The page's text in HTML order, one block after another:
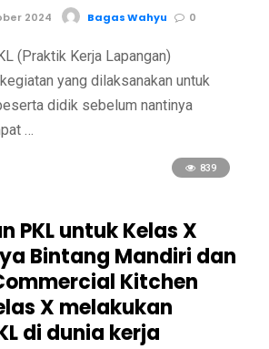
2024 Bagas Wahyu 0
(Praktik Kerja Lapangan)
yang dilaksanakan untuk
didik sebelum nantinya
…
839
PKL untuk Kelas X
Bintang Mandiri dan
Kitchen
X melakukan
di dunia kerja